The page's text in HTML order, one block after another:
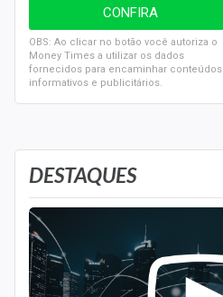
DESTAQUES
OBS: Ao clicar no botão você autoriza o
Money Times a utilizar os dados
fornecidos para encaminhar conteúdos
informativos e publicitários.